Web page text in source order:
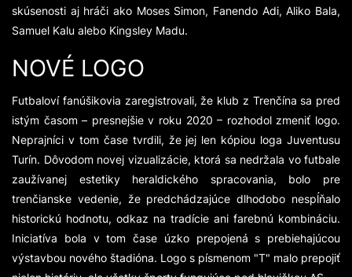
skúsenosti aj hráči ako Moses Simon, Fanendo Adi, Aliko Bala,
Samuel Kalu alebo Kingsley Madu.
NOVÉ LOGO
Futbaloví fanúšikovia zaregistrovali, že klub z Trenčína sa pred
istým časom – presnejšie v roku 2020 – rozhodol zmeniť logo.
Neprajníci v tom čase tvrdili, že jej len kópiou loga Juventusu
Turín. Dôvodom novej vizualizácie, ktorá sa nedržala vo futbale
zaužívanej estetiky heraldického spracovania, bolo pre
trenčianske vedenie, že predchádzajúce dlhodobo nespĺňalo
historickú hodnotu, odkaz na tradície ani farebnú kombináciu.
Iniciatíva bola v tom čase úzko prepojená s prebiehajúcou
výstavbou nového štadióna. Logo s písmenom "T" malo prepojiť